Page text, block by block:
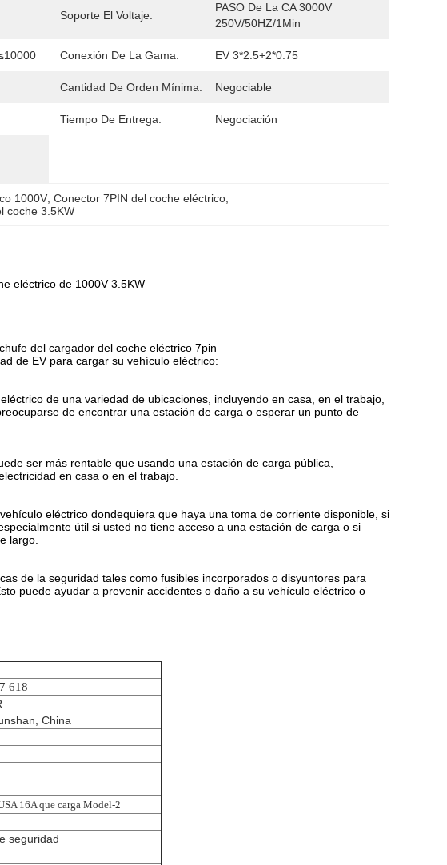
Soporte El Voltaje:
PASO De La CA 3000V
250V/50HZ/1Min
Conexión De La Gama: EV 3*2.5+2*0.75
Cantidad De Orden Mínima: Negociable
Tiempo De Entrega: Negociación
1000V , Conector 7PIN del coche eléctrico
coche 3.5KW
eléctrico de 1000V 3.5KW
del cargador del coche eléctrico 7pin
de EV para cargar su vehículo eléctrico:
de una variedad de ubicaciones, incluyendo en casa, en el trabajo,
de encontrar una estación de carga o esperar un punto de
ser más rentable que usando una estación de carga pública,
en casa o en el trabajo.
eléctrico dondequiera que haya una toma de corriente disponible, si
útil si usted no tiene acceso a una estación de carga o si
largo.
de la seguridad tales como fusibles incorporados o disyuntores para
puede ayudar a prevenir accidentes o daño a su vehículo eléctrico o
618
China
16A que carga Model-2
seguridad